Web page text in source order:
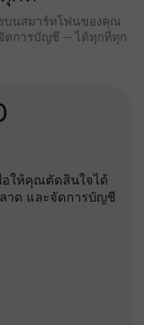
บนสมาร์ทโฟนของคุณ
ดการบัญชี — ได้ทุกที่ทุก
อให้คุณตัดสินใจได้
ลาด และจัดการบัญชี